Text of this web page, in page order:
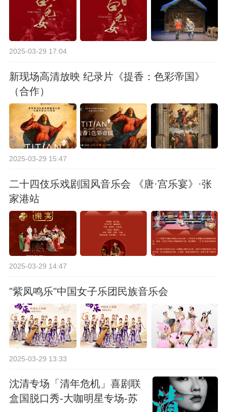
2025-03-29 17:04
新现场高清放映 纪录片《提香：色彩帝国》
（合作）
2025-03-29 15:47
二十四伎乐戏剧国风音乐会 《唐·宫乐宴》·张
家港站
2025-03-29 14:47
"紫凤鸣乐"中国女子乐团民族音乐会
2025-03-29 13:33
沈清专场「清年危机」喜剧联
盒国脱口秀-大咖明星专场-苏